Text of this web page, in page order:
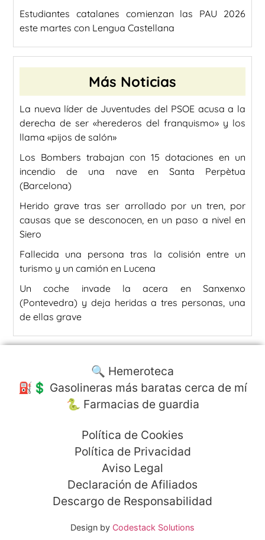
Estudiantes catalanes comienzan las PAU 2026
este martes con Lengua Castellana
Más Noticias
La nueva líder de Juventudes del PSOE acusa a la
derecha de ser «herederos del franquismo» y los
llama «pijos de salón»
Los Bombers trabajan con 15 dotaciones en un
incendio de una nave en Santa Perpètua
(Barcelona)
Herido grave tras ser arrollado por un tren, por
causas que se desconocen, en un paso a nivel en
Siero
Fallecida una persona tras la colisión entre un
turismo y un camión en Lucena
Un coche invade la acera en Sanxenxo
(Pontevedra) y deja heridas a tres personas, una
de ellas grave
🔍 Hemeroteca
⛽️💲 Gasolineras más baratas cerca de mí
🐍 Farmacias de guardia
Política de Cookies
Política de Privacidad
Aviso Legal
Declaración de Afiliados
Descargo de Responsabilidad
Design by Codestack Solutions